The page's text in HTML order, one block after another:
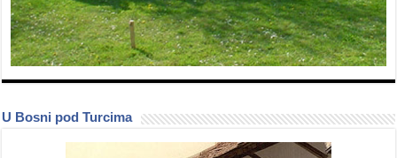
U Bosni pod Turcima